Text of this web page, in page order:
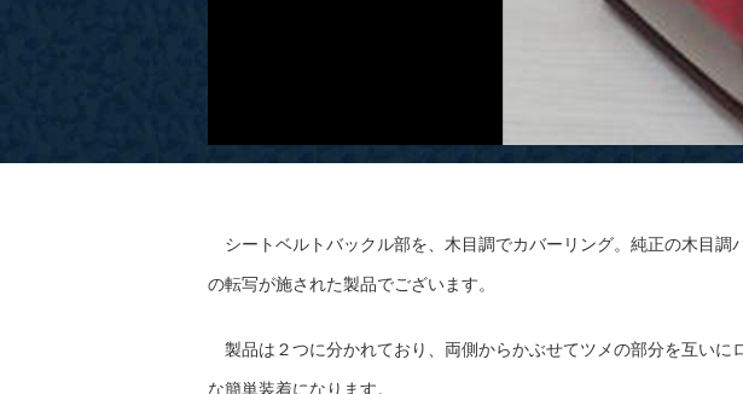
シートベルトバックル部を、木目調でカバーリング。純正の木目調
の転写が施された製品でございます。
製品は２つに分かれており、両側からかぶせてツメの部分を互いに
な簡単装着になります。